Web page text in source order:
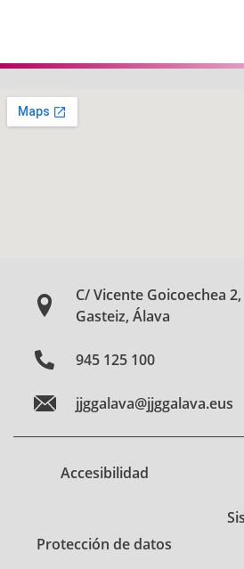
C/ Vicente Goicoechea
Gasteiz, Álava
945 125 100
jjggalava@jjggalava.eus
Accesibilidad
Protección de datos